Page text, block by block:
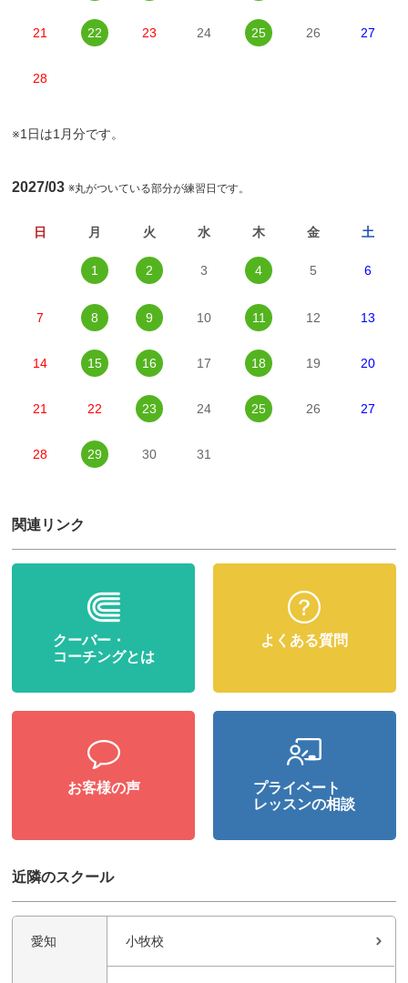
21 22 23 24 25 26 27
28
※1日は1月分です。
2027/03※丸がついている部分が練習日です。
日 月 火 水 木 金 土
1 2 3 4 5 6
7 8 9 10 11 12 13
14 15 16 17 18 19 20
21 22 23 24 25 26 27
28 29 30 31
関連リンク
クーバー・
コーチングとは
よくある質問
お客様の声
プライベート
レッスンの相談
近隣のスクール
愛知 小牧校